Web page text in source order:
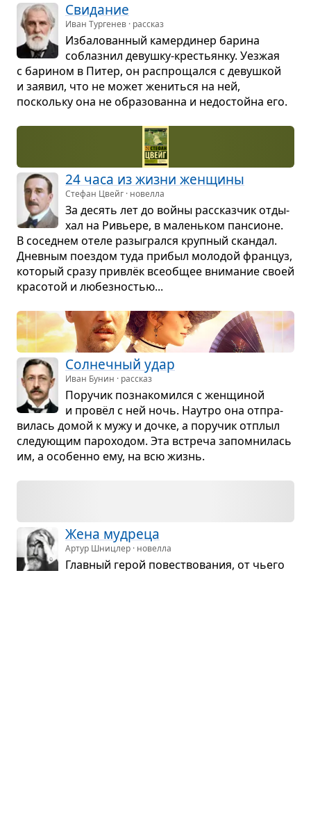
Сви­да­ние
Иван Тургенев · рассказ
Изба­ло­ван­ный камер­ди­нер барина
соблаз­нил девушку-кре­стьянку. Уез­жая
с бари­ном в Питер, он рас­про­щался с девуш­кой
и заявил, что не может жениться на ней,
поскольку она не обра­зо­ванна и недо­стойна его.
24 часа из жизни жен­щины
Стефан Цвейг · новелла
За десять лет до войны рас­сказ­чик отды­
хал на Ривьере, в малень­ком пан­си­оне.
В сосед­нем отеле разы­грался круп­ный скан­дал.
Днев­ным поез­дом туда при­был моло­дой фран­цуз,
кото­рый сразу при­влёк все­об­щее вни­ма­ние своей
кра­со­той и любез­но­стью...
Сол­неч­ный удар
Иван Бунин · рассказ
Пору­чик позна­ко­мился с жен­щи­ной
и провёл с ней ночь. Наутро она отпра­
ви­лась домой к мужу и дочке, а пору­чик отплыл
сле­ду­ю­щим паро­хо­дом. Эта встреча запо­мни­лась
им, а осо­бенно ему, на всю жизнь.
Жена муд­реца
Артур Шницлер · новелла
Глав­ный герой повест­во­ва­ния, от чьего